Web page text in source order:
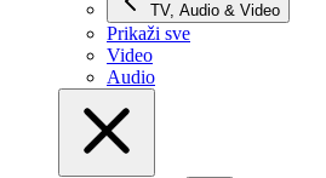
TV, Audio & Video
Prikaži svе
Video
Audio